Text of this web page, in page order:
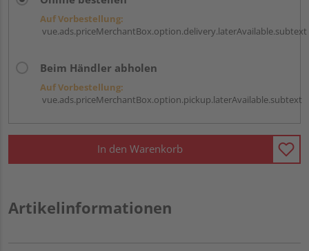
Auf Vorbestellung:
vue.ads.priceMerchantBox.option.delivery.laterAvailable.subtext
Beim Händler abholen
Auf Vorbestellung:
vue.ads.priceMerchantBox.option.pickup.laterAvailable.subtext
In den Warenkorb
Artikelinformationen